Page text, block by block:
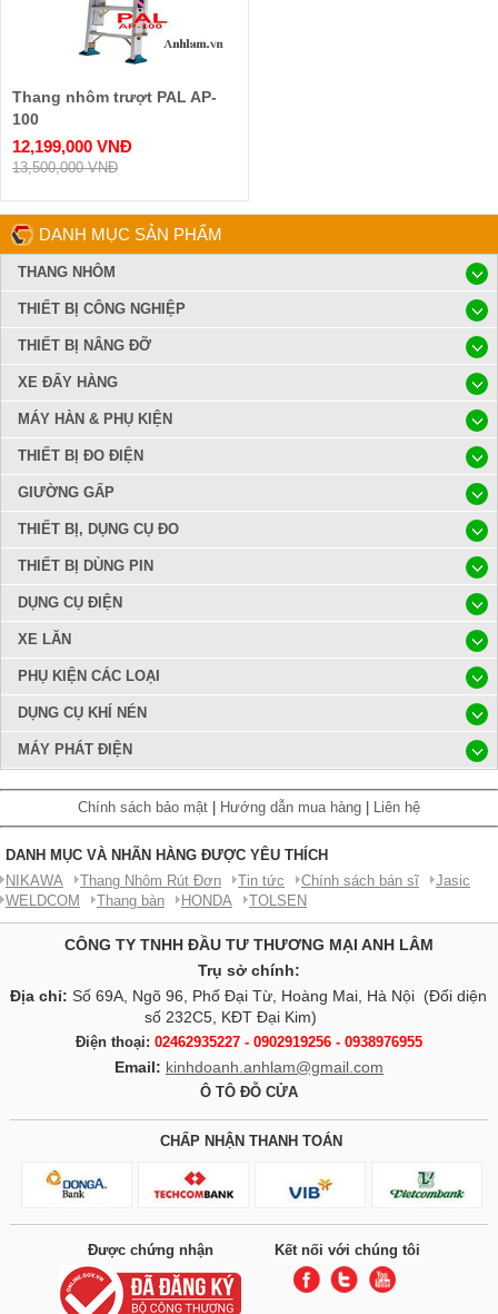
Thang nhôm trượt PAL AP-
100
12,199,000 VNĐ
13,500,000 VNĐ
DANH MỤC SẢN PHẨM
THANG NHÔM
THIẾT BỊ CÔNG NGHIỆP
THIẾT BỊ NÂNG ĐỠ
XE ĐẨY HÀNG
MÁY HÀN & PHỤ KIỆN
THIẾT BỊ ĐO ĐIỆN
GIƯỜNG GẤP
THIẾT BỊ, DỤNG CỤ ĐO
THIẾT BỊ DÙNG PIN
DỤNG CỤ ĐIỆN
XE LĂN
PHỤ KIỆN CÁC LOẠI
DỤNG CỤ KHÍ NÉN
MÁY PHÁT ĐIỆN
Chính sách bảo mật Hướng dẫn mua hàng Liên hệ
DANH MỤC VÀ NHÃN HÀNG ĐƯỢC YÊU THÍCH
NIKAWA
Thang Nhôm Rút Đơn Tin tức Chính sách bán sĩ
Jasic
WELDCOM
Thang bàn HONDA TOLSEN
CÔNG TY TNHH ĐẦU TƯ THƯƠNG MẠI ANH LÂM
Trụ sở chính:
Địa chỉ: Số 69A, Ngõ 96, Phố Đại Từ, Hoàng Mai, Hà Nội (Đối diện
số 232C5, KĐT Đại Kim)
Điện thoại: 02462935227 - 0902919256 - 0938976955
Email: kinhdoanh.anhlam@gmail.com
Ô TÔ ĐỖ CỬA
CHẤP NHẬN THANH TOÁN
Được chứng nhận Kết nối với chúng tôi